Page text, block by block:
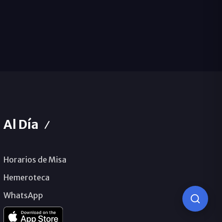
Al Día
Horarios de Misa
Hemeroteca
WhatsApp